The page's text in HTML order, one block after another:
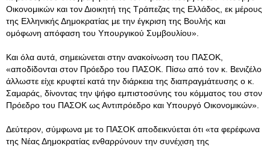
Οικονομικών και τον Διοικητή της Τράπεζας της Ελλάδος, εκ μέρους
της Ελληνικής Δημοκρατίας με την έγκριση της Βουλής και
ομόφωνη απόφαση του Υπουργικού Συμβουλίου».
Και όλα αυτά, σημειώνεται στην ανακοίνωση του ΠΑΣΟΚ,
«αποδίδονται στον Πρόεδρο του ΠΑΣΟΚ. Πίσω από τον κ. Βενιζέλο
άλλωστε είχε κρυφτεί κατά την διάρκεια της διαπραγμάτευσης ο κ.
Σαμαράς, δίνοντας την ψήφο εμπιστοσύνης του κόμματος του στον
Πρόεδρο του ΠΑΣΟΚ ως Αντιπρόεδρο και Υπουργό Οικονομικών».
Δεύτερον, σύμφωνα με το ΠΑΣΟΚ αποδεικνύεται ότι «τα φερέφωνα
της Νέας Δημοκρατίας ενθαρρύνουν την συνέχιση της